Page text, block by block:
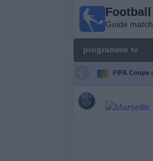
Football
Guide
programme tv
FIFA Coupe